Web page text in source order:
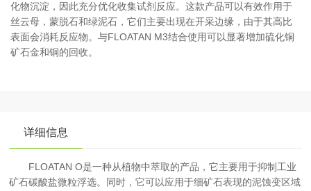
化物沉淀，因此充分优化收集试剂反应。这款产品可以有效作用于
丝云母，蒙脱石和绿泥石，它们主要出现在开采边缘，由于其高比
表面会消耗反应物。与FLOATAN M3结合使用可以显著增加硫化铜
矿石金和铜的回收。
详细信息
FLOATAN O是一种从植物中萃取的产品，它主要用于抑制工业
矿石碳酸盐微粒浮选。同时，它可以应用于细矿石表现的泥蚀变区域